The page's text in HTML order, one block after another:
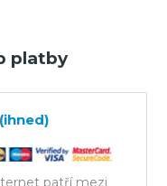
platby
patří mezi